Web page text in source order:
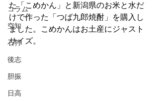
コラム
空知
石狩
後志
胆振
日高
た「こめかん」と新潟県のお米と水だ
けで作った「つば九郎焼酎」を購入し
ました。こめかんはお土産にジャスト
サイズ。